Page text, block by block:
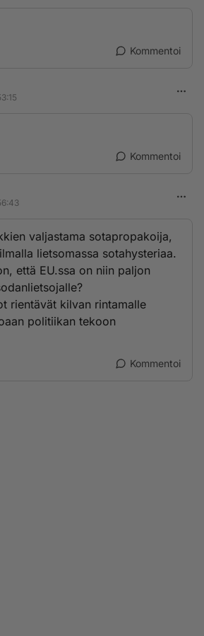
Kommentoi
Kommentoi
valjastama sotapropakoija,
lietsomassa sotahysteriaa.
että EU.ssa on niin paljon
rientävät kilvan rintamalle
politiikan tekoon
Kommentoi